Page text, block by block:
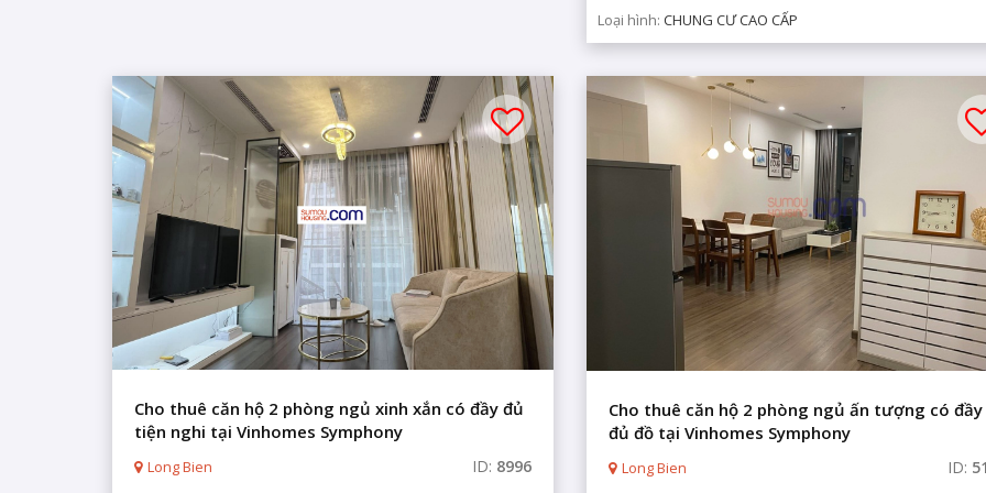
Loại hình:CHUNG CƯ CAO CẤP
Cho thuê căn hộ 2 phòng ngủ xinh xắn có đầy đủ
tiện nghi tại Vinhomes Symphony
Long Bien ID: 8996
Cho thuê căn hộ 2 phòng ngủ ấn tượng có đầy
đủ đồ tại Vinhomes Symphony
Long Bien ID: